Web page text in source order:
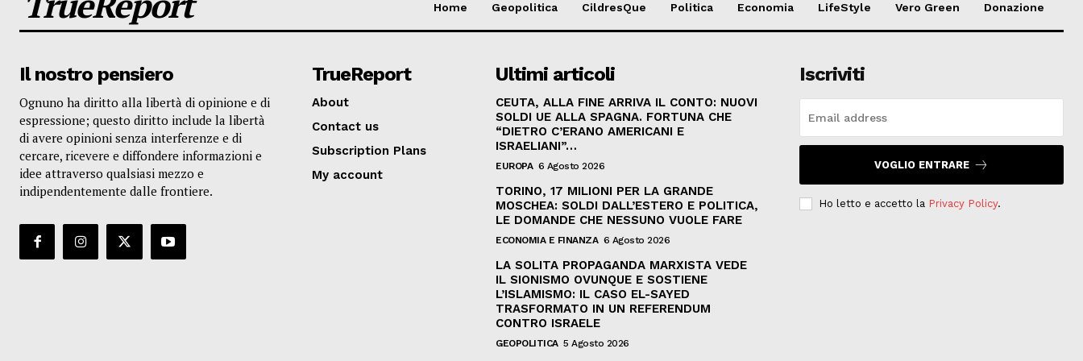
Home Geopolitica CildresQue Politica Economia LifeStyle Vero Green Donazione
Il nostro pensiero
Ognuno ha diritto alla libertà di opinione e di
espressione; questo diritto include la libertà
di avere opinioni senza interferenze e di
cercare, ricevere e diffondere informazioni e
idee attraverso qualsiasi mezzo e
indipendentemente dalle frontiere.
TrueReport
About
Contact us
Subscription Plans
My account
Ultimi articoli
CEUTA, ALLA FINE ARRIVA IL CONTO: NUOVI
SOLDI UE ALLA SPAGNA. FORTUNA CHE
“DIETRO C’ERANO AMERICANI E
ISRAELIANI”…
EUROPA 6 Agosto 2026
TORINO, 17 MILIONI PER LA GRANDE
MOSCHEA: SOLDI DALL’ESTERO E POLITICA,
LE DOMANDE CHE NESSUNO VUOLE FARE
ECONOMIA E FINANZA 6 Agosto 2026
LA SOLITA PROPAGANDA MARXISTA VEDE
IL SIONISMO OVUNQUE E SOSTIENE
L’ISLAMISMO: IL CASO EL-SAYED
TRASFORMATO IN UN REFERENDUM
CONTRO ISRAELE
GEOPOLITICA 5 Agosto 2026
Iscriviti
VOGLIO ENTRARE
Ho letto e accetto la Privacy Policy.